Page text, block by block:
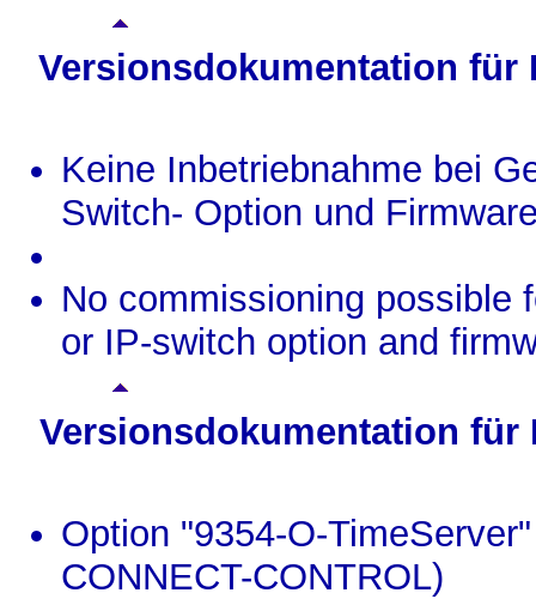
Versionsdokumentation für
Keine Inbetriebnahme bei
Switch- Option und
No commissioning possible
or IP-switch option and
Versionsdokumentation für
Option "9354-O-
CONNECT-CONTROL)